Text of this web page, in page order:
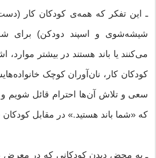
ـ این تفکر که همه‌ی کودکان کار
شیشه‌شوی و اسپند‌ دودکن) برای
می‌کنند یا باند هستند در بیشتر موارد،
کودکان کار، نان‌آوران کوچک
سعی و تلاش آن‌ها احترام قائل شویم و
که «شما باند هستید.» در مقابل کودکان
ـ به محض دیدن کودکانی که در